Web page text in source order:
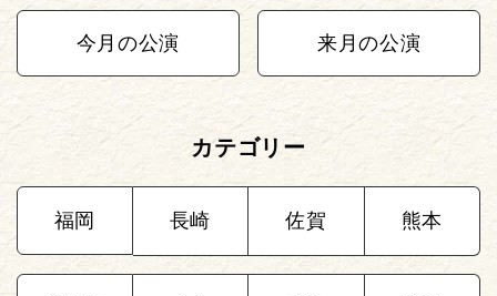
今月の公演 来月の公演
カテゴリー
福岡 長崎 佐賀 熊本